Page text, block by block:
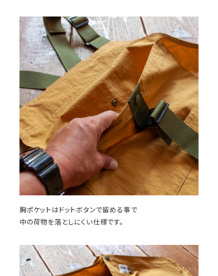
胸ポケットはドットボタンで留める事で
中の荷物を落としにくい仕様です。